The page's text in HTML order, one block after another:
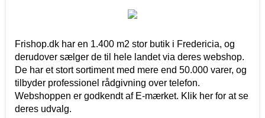
Frishop.dk har en 1.400 m2 stor butik i Fredericia, og
derudover sælger de til hele landet via deres webshop.
De har et stort sortiment med mere end 50.000 varer, og
tilbyder professionel rådgivning over telefon.
Webshoppen er godkendt af E-mærket. Klik her for at se
deres udvalg.